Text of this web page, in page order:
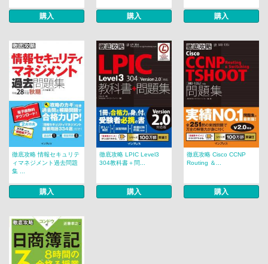
購入 購入 購入
徹底攻略 情報セキュリテ
ィマネジメント過去問題
集 ...
購入
徹底攻略 LPIC Level3
304教科書＋問...
購入
徹底攻略 Cisco CCNP
Routing ＆...
購入